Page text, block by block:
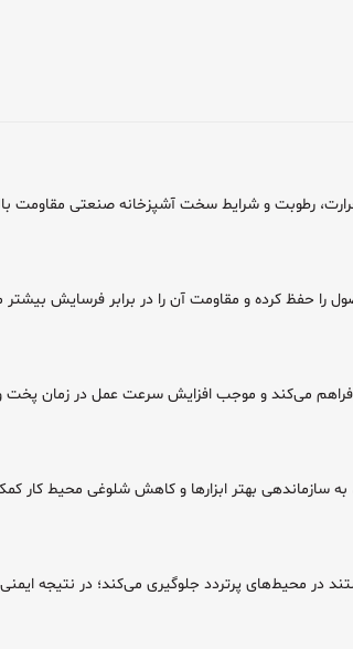
رطوبت و شرایط سخت آشپزخانه صنعتی مقاومت
را حفظ کرده و مقاومت آن را در برابر فرسایش بیشتر
فراهم می‌کند و موجب افزایش سرعت عمل در زمان پخت
در محیط‌های پرتردد جلوگیری می‌کند؛ در نتیجه